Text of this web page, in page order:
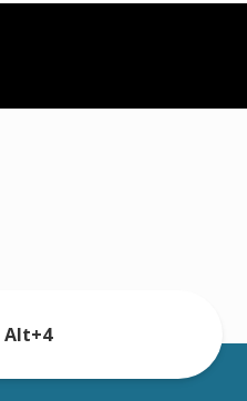
Alt+4